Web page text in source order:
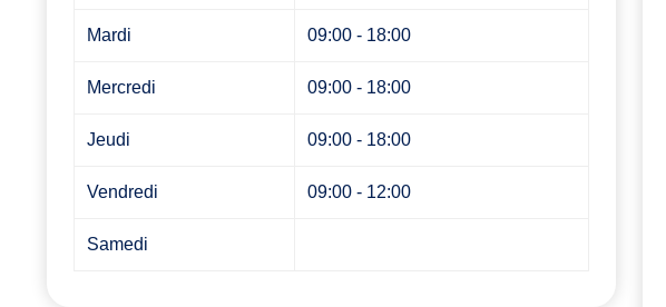
Mardi 09:00 - 18:00
Mercredi 09:00 - 18:00
Jeudi 09:00 - 18:00
Vendredi 09:00 - 12:00
Samedi